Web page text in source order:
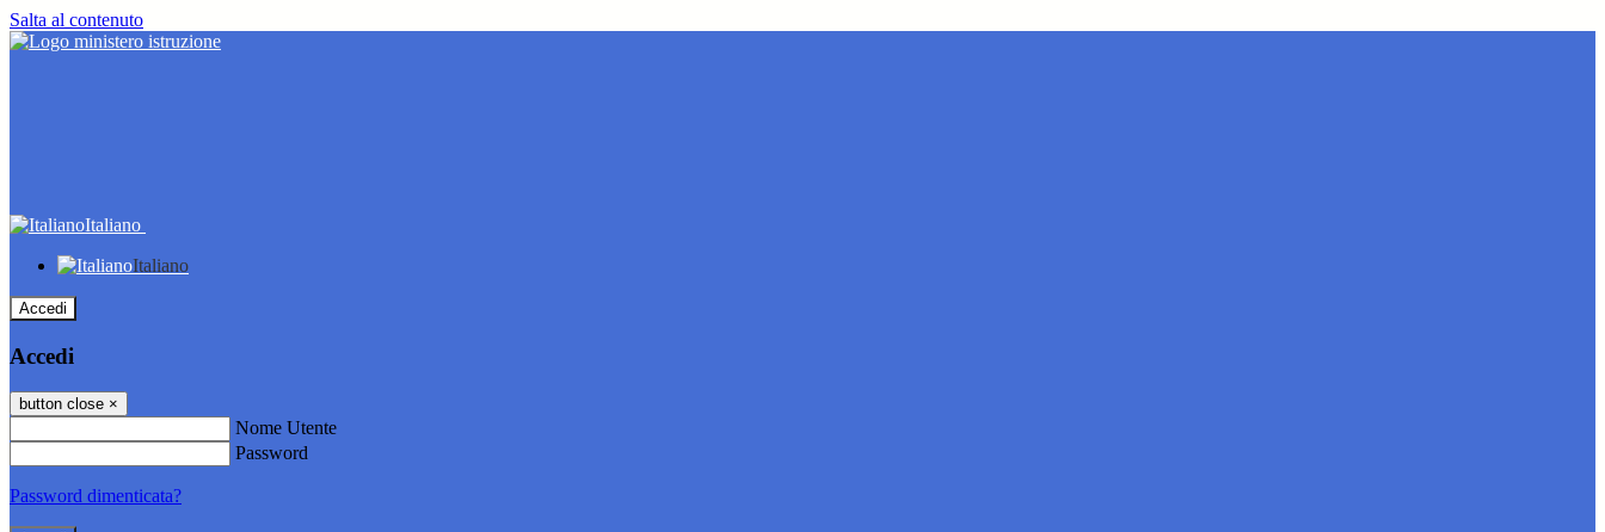
Salta al contenuto
Italiano
Italiano
Accedi
Accedi
button close ×
Nome Utente
Password
Password dimenticata?